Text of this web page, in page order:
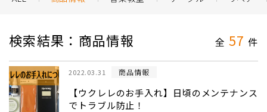
検索結果：商品情報 全 57 件
2022.03.31 商品情報
【ウクレレのお手入れ】日頃のメンテナンス
でトラブル防止！